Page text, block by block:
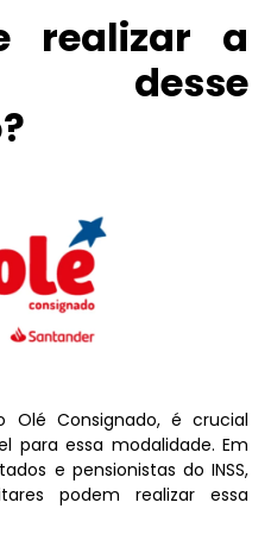
realizar a
desse
Olé Consignado, é crucial
para essa modalidade. Em
e pensionistas do INSS,
podem realizar essa